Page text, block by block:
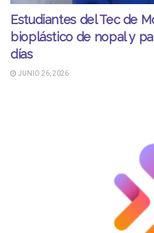
Estudiantes del Tec de
bioplástico de nopal y
días
JUNIO 26, 2026